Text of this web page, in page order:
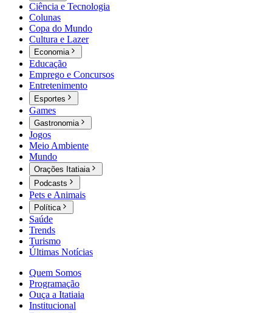
Ciência e Tecnologia
Colunas
Copa do Mundo
Cultura e Lazer
Economia
Educação
Emprego e Concursos
Entretenimento
Esportes
Games
Gastronomia
Jogos
Meio Ambiente
Mundo
Orações Itatiaia
Podcasts
Pets e Animais
Política
Saúde
Trends
Turismo
Últimas Notícias
Quem Somos
Programação
Ouça a Itatiaia
Institucional